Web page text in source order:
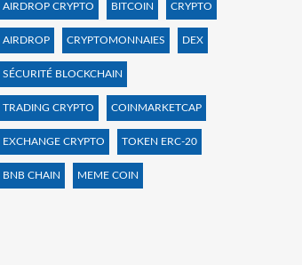
AIRDROP CRYPTO BITCOIN CRYPTO
AIRDROP CRYPTOMONNAIES DEX
SÉCURITÉ BLOCKCHAIN
TRADING CRYPTO COINMARKETCAP
EXCHANGE CRYPTO TOKEN ERC-20
BNB CHAIN MEME COIN